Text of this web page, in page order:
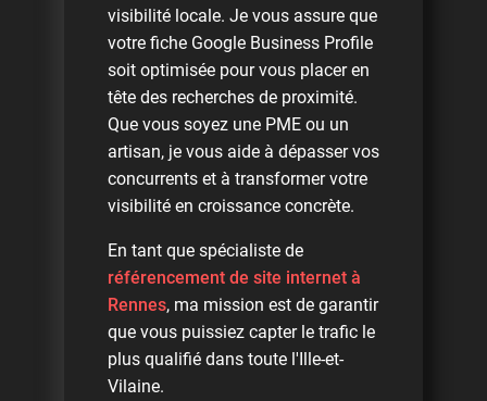
visibilité locale. Je vous assure que
votre fiche Google Business Profile
soit optimisée pour vous placer en
tête des recherches de proximité.
Que vous soyez une PME ou un
artisan, je vous aide à dépasser vos
concurrents et à transformer votre
visibilité en croissance concrète.
En tant que spécialiste de
référencement de site internet à
Rennes, ma mission est de garantir
que vous puissiez capter le trafic le
plus qualifié dans toute l'Ille-et-
Vilaine.